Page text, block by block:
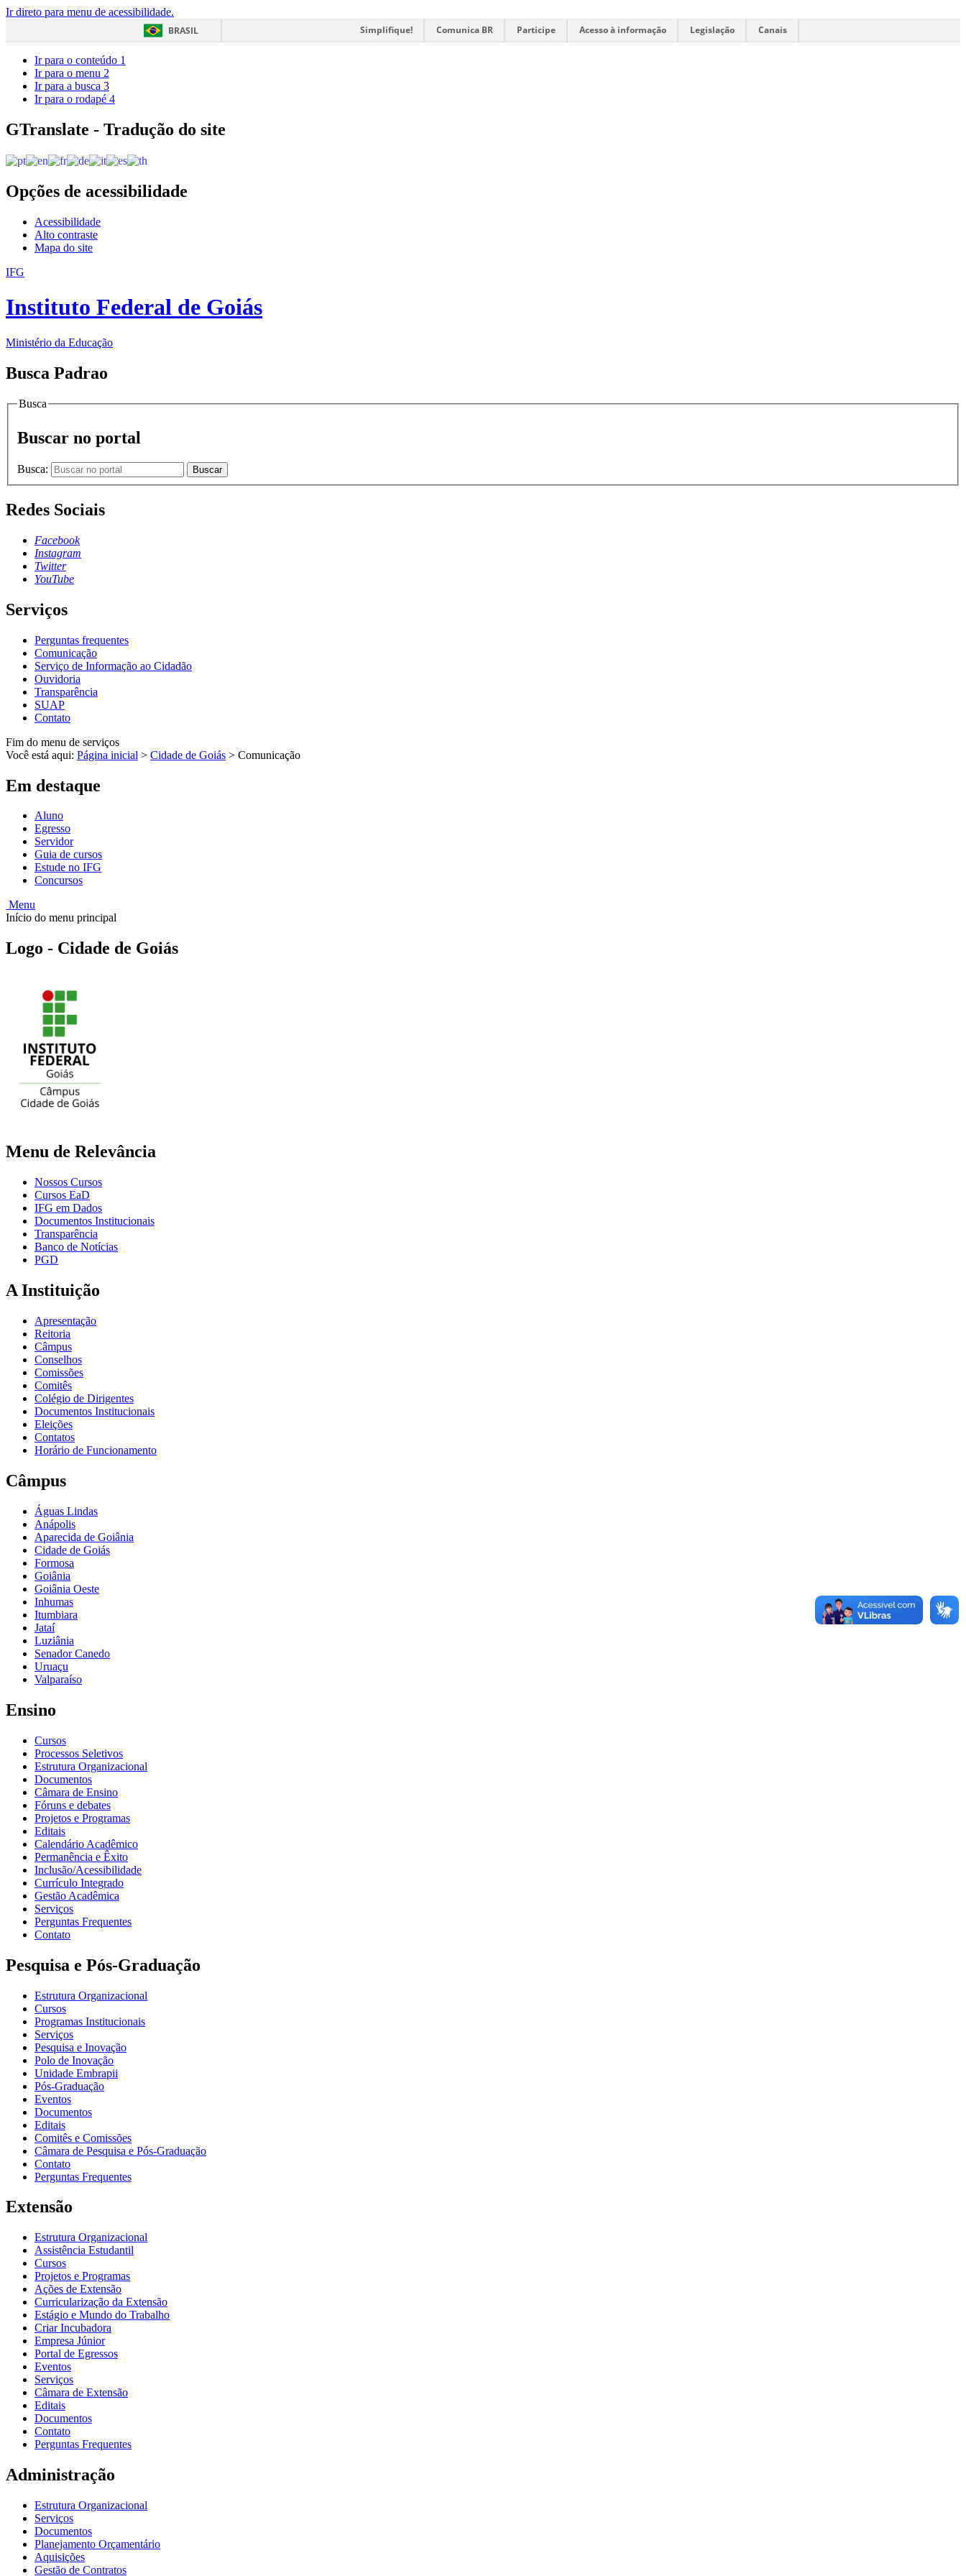
Ir direto para menu de acessibilidade.
BRASIL
Simplifique! Comunica BR Participe Acesso à informação Legislação Canais
Ir para o conteúdo 1
Ir para o menu 2
Ir para a busca 3
Ir para o rodapé 4
GTranslate - Tradução do site
Opções de acessibilidade
Acessibilidade
Alto contraste
Mapa do site
IFG
Instituto Federal de Goiás
Ministério da Educação
Busca Padrao
Busca
Buscar no portal
Busca: Buscar
Redes Sociais
Facebook
Instagram
Twitter
YouTube
Serviços
Perguntas frequentes
Comunicação
Serviço de Informação ao Cidadão
Ouvidoria
Transparência
SUAP
Contato
Fim do menu de serviços
Você está aqui: Página inicial > Cidade de Goiás > Comunicação
Em destaque
Aluno
Egresso
Servidor
Guia de cursos
Estude no IFG
Concursos
Menu
Início do menu principal
Logo - Cidade de Goiás
Menu de Relevância
Nossos Cursos
Cursos EaD
IFG em Dados
Documentos Institucionais
Transparência
Banco de Notícias
PGD
A Instituição
Apresentação
Reitoria
Câmpus
Conselhos
Comissões
Comitês
Colégio de Dirigentes
Documentos Institucionais
Eleições
Contatos
Horário de Funcionamento
Câmpus
Águas Lindas
Anápolis
Aparecida de Goiânia
Cidade de Goiás
Formosa
Goiânia
Goiânia Oeste
Inhumas
Itumbiara
Jataí
Luziânia
Senador Canedo
Uruaçu
Valparaíso
Ensino
Cursos
Processos Seletivos
Estrutura Organizacional
Documentos
Câmara de Ensino
Fóruns e debates
Projetos e Programas
Editais
Calendário Acadêmico
Permanência e Êxito
Inclusão/Acessibilidade
Currículo Integrado
Gestão Acadêmica
Serviços
Perguntas Frequentes
Contato
Pesquisa e Pós-Graduação
Estrutura Organizacional
Cursos
Programas Institucionais
Serviços
Pesquisa e Inovação
Polo de Inovação
Unidade Embrapii
Pós-Graduação
Eventos
Documentos
Editais
Comitês e Comissões
Câmara de Pesquisa e Pós-Graduação
Contato
Perguntas Frequentes
Extensão
Estrutura Organizacional
Assistência Estudantil
Cursos
Projetos e Programas
Ações de Extensão
Curricularização da Extensão
Estágio e Mundo do Trabalho
Criar Incubadora
Empresa Júnior
Portal de Egressos
Eventos
Serviços
Câmara de Extensão
Editais
Documentos
Contato
Perguntas Frequentes
Administração
Estrutura Organizacional
Serviços
Documentos
Planejamento Orçamentário
Aquisições
Gestão de Contratos